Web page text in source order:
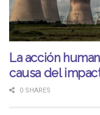
La acción
causa del
0 SHARES